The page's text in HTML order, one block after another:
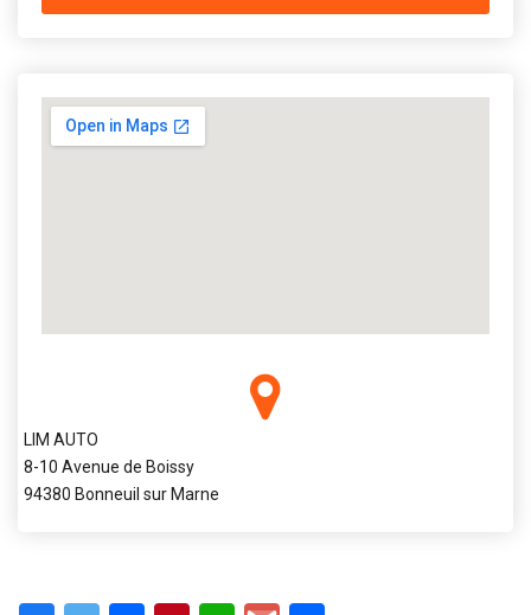
LIM AUTO
8-10 Avenue de Boissy
94380 Bonneuil sur Marne